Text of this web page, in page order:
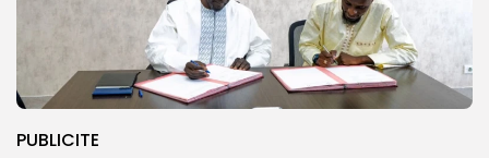
PUBLICITE